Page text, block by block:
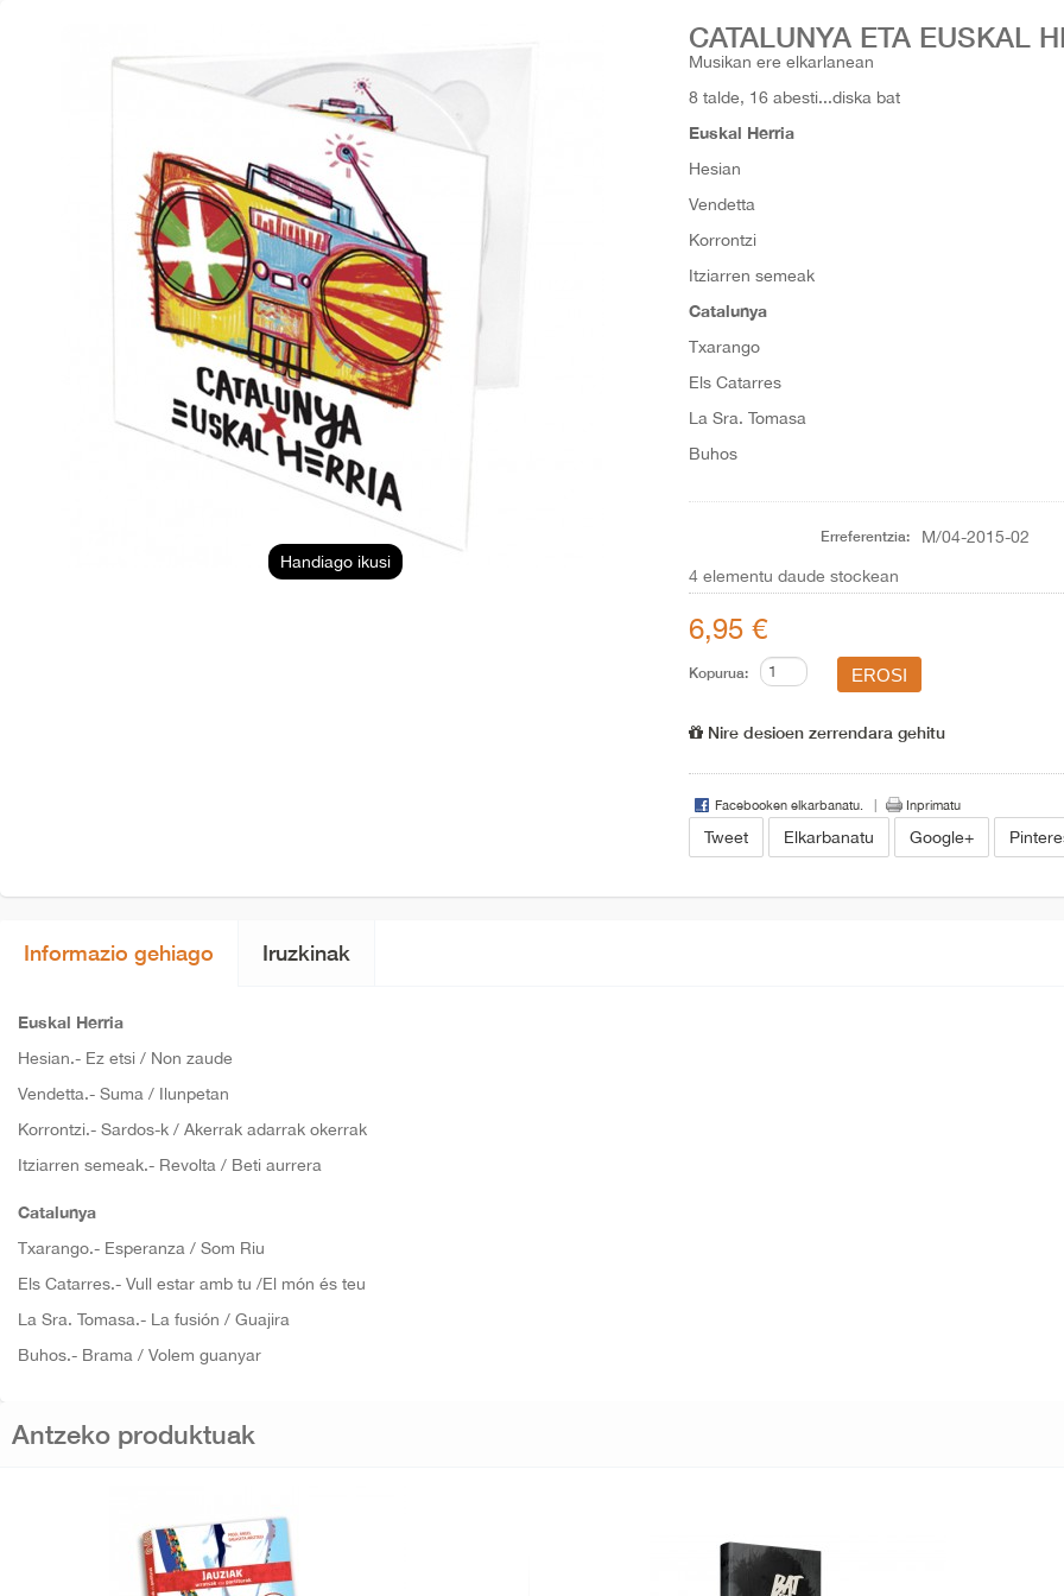
Handiago ikusi
CATALUNYA ETA EUSKAL
Musikan ere elkarlanean
8 talde, 16 abesti...diska bat
Euskal Herria
Hesian
Vendetta
Korrontzi
Itziarren semeak
Catalunya
Txarango
Els Catarres
La Sra. Tomasa
Buhos
Erreferentzia: M/04-2015-02
4 elementu daude stockean
6,95 €
Kopurua:
Nire desioen zerrendara gehitu
Facebooken elkarbanatu. Inprimatu
Tweet Elkarbanatu Google+
Informazio gehiago Iruzkinak
Euskal Herria
Hesian.- Ez etsi / Non zaude
Vendetta.- Suma / Ilunpetan
Korrontzi.- Sardos-k / Akerrak adarrak okerrak
Itziarren semeak.- Revolta / Beti aurrera
Catalunya
Txarango.- Esperanza / Som Riu
Els Catarres.- Vull estar amb tu /El món és teu
La Sra. Tomasa.- La fusión / Guajira
Buhos.- Brama / Volem guanyar
Antzeko produktuak